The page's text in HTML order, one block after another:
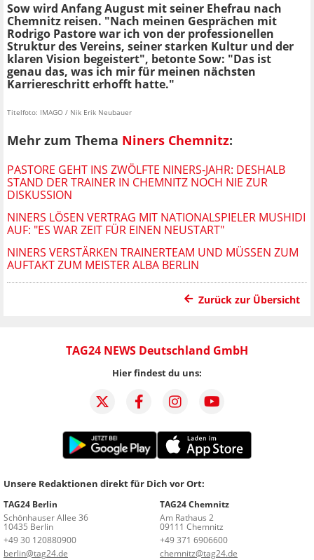
Sow wird Anfang August mit seiner Ehefrau nach
Chemnitz reisen. "Nach meinen Gesprächen mit
Rodrigo Pastore war ich von der professionellen
Struktur des Vereins, seiner starken Kultur und der
klaren Vision begeistert", betonte Sow: "Das ist
genau das, was ich mir für meinen nächsten
Karriereschritt erhofft hatte."
Titelfoto: IMAGO / Nik Erik Neubauer
Mehr zum Thema Niners Chemnitz:
PASTORE GEHT INS ZWÖLFTE NINERS-JAHR: DESHALB
STAND DER TRAINER IN CHEMNITZ NOCH NIE ZUR
DISKUSSION
NINERS LÖSEN VERTRAG MIT NATIONALSPIELER MUSHIDI
AUF: "ES WAR ZEIT FÜR EINEN NEUSTART"
NINERS VERSTÄRKEN TRAINERTEAM UND MÜSSEN ZUM
AUFTAKT ZUM MEISTER ALBA BERLIN
Zurück zur Übersicht
TAG24 NEWS Deutschland GmbH
Hier findest du uns:
Unsere Redaktionen direkt für Dich vor Ort:
TAG24 Berlin
Schönhauser Allee 36
10435 Berlin
+49 30 120880900
berlin@tag24.de
TAG24 Chemnitz
Am Rathaus 2
09111 Chemnitz
+49 371 6906600
chemnitz@tag24.de